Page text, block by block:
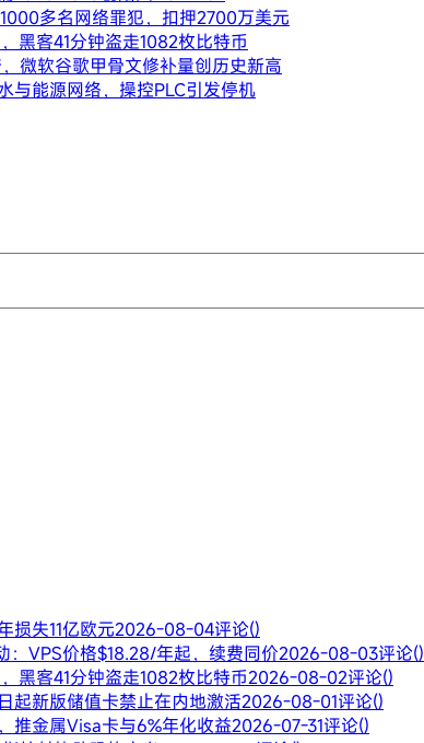
多名网络罪犯，扣押2700万美元
黑客41分钟盗走1082枚比特币
微软谷歌甲骨文修补量创历史新高
与能源网络，操控PLC引发停机
损失11亿欧元2026-08-04评论()
VPS价格$18.28/年起，续费同价2026-08-03评论()
黑客41分钟盗走1082枚比特币2026-08-02评论()
起新版储值卡禁止在内地激活2026-08-01评论()
推金属Visa卡与6%年化收益2026-07-31评论()